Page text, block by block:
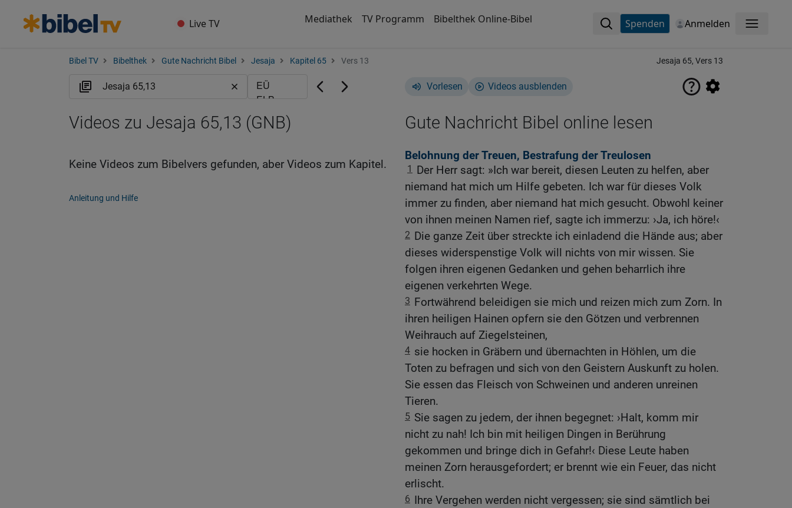
Live TV Mediathek TV Programm Bibelthek Online-Bibel Spenden Anmelden Menü
Bibel TV Bibelthek Gute Nachricht Bibel Jesaja Kapitel 65 Vers 13 Jesaja 65, Vers 13
Vorlesen Videos ausblenden
Gute Nachricht Bibel online lesen
Belohnung der Treuen, Bestrafung der Treulosen
1
Der Herr sagt: »Ich war bereit, diesen Leuten zu helfen, aber
niemand hat mich um Hilfe gebeten. Ich war für dieses Volk
immer zu finden, aber niemand hat mich gesucht. Obwohl keiner
von ihnen meinen Namen rief, sagte ich immerzu: ›Ja, ich höre!‹
2 Die ganze Zeit über streckte ich einladend die Hände aus; aber
dieses widerspenstige Volk will nichts von mir wissen. Sie
folgen ihren eigenen Gedanken und gehen beharrlich ihre
eigenen verkehrten Wege.
3 Fortwährend beleidigen sie mich und reizen mich zum Zorn. In
ihren heiligen Hainen opfern sie den Götzen und verbrennen
Weihrauch auf Ziegelsteinen,
4 sie hocken in Gräbern und übernachten in Höhlen, um die
Toten zu befragen und sich von den Geistern Auskunft zu holen.
Sie essen das Fleisch von Schweinen und anderen unreinen
Tieren.
5 Sie sagen zu jedem, der ihnen begegnet: ›Halt, komm mir
nicht zu nah! Ich bin mit heiligen Dingen in Berührung
gekommen und bringe dich in Gefahr!‹ Diese Leute haben
meinen Zorn herausgefordert; er brennt wie ein Feuer, das nicht
erlischt.
6 Ihre Vergehen werden nicht vergessen; sie sind sämtlich bei
Videos zu Jesaja 65,13 (GNB)
Keine Videos zum Bibelvers gefunden, aber Videos zum Kapitel.
Anleitung und Hilfe